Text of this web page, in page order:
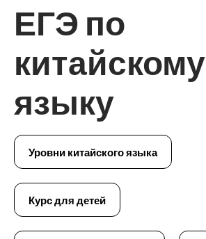
ЕГЭ по
китайскому
языку
Уровни китайского языка
Курс для детей